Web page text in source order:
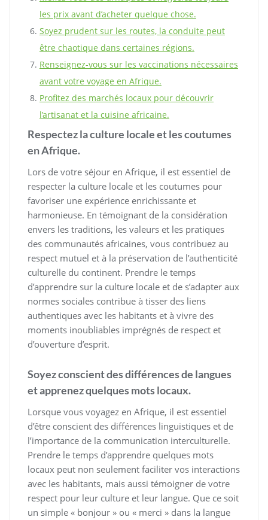
les prix avant d’acheter quelque chose.
Soyez prudent sur les routes, la conduite peut
être chaotique dans certaines régions.
Renseignez-vous sur les vaccinations nécessaires
avant votre voyage en Afrique.
Profitez des marchés locaux pour découvrir
l’artisanat et la cuisine africaine.
Respectez la culture locale et les coutumes
en Afrique.
Lors de votre séjour en Afrique, il est essentiel de
respecter la culture locale et les coutumes pour
favoriser une expérience enrichissante et
harmonieuse. En témoignant de la considération
envers les traditions, les valeurs et les pratiques
des communautés africaines, vous contribuez au
respect mutuel et à la préservation de l’authenticité
culturelle du continent. Prendre le temps
d’apprendre sur la culture locale et de s’adapter aux
normes sociales contribue à tisser des liens
authentiques avec les habitants et à vivre des
moments inoubliables imprégnés de respect et
d’ouverture d’esprit.
Soyez conscient des différences de langues
et apprenez quelques mots locaux.
Lorsque vous voyagez en Afrique, il est essentiel
d’être conscient des différences linguistiques et de
l’importance de la communication interculturelle.
Prendre le temps d’apprendre quelques mots
locaux peut non seulement faciliter vos interactions
avec les habitants, mais aussi témoigner de votre
respect pour leur culture et leur langue. Que ce soit
un simple « bonjour » ou « merci » dans la langue